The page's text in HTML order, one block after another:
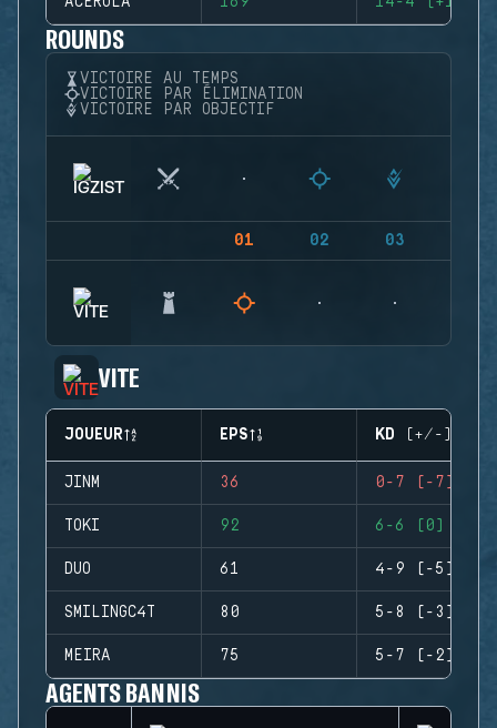
ROUNDS
VICTOIRE AU TEMPS
VICTOIRE PAR ÉLIMINATION
VICTOIRE PAR OBJECTIF
01 02 03
VITE
JOUEUR EPS KD (+/-)
JINM 36 0-7 (-7)
TOKI 92 6-6 (0)
DUO 61 4-9 (-5)
SMILINGC4T 80 5-8 (-3)
MEIRA 75 5-7 (-2)
AGENTS BANNIS